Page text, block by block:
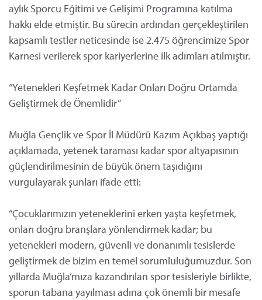
aylık Sporcu Eğitimi ve Gelişimi Programına katılma
hakkı elde etmiştir. Bu sürecin ardından gerçekleştirilen
kapsamlı testler neticesinde ise 2.475 öğrencimize Spor
Karnesi verilerek spor kariyerlerine ilk adımları atılmıştır.
“Yetenekleri Keşfetmek Kadar Onları Doğru Ortamda
Geliştirmek de Önemlidir”
Muğla Gençlik ve Spor İl Müdürü Kazım Açıkbaş yaptığı
açıklamada, yetenek taraması kadar spor altyapısının
güçlendirilmesinin de büyük önem taşıdığını
vurgulayarak şunları ifade etti:
“Çocuklarımızın yeteneklerini erken yaşta keşfetmek,
onları doğru branşlara yönlendirmek kadar; bu
yetenekleri modern, güvenli ve donanımlı tesislerde
geliştirmek de bizim en temel sorumluluğumuzdur. Son
yıllarda Muğla’mıza kazandırılan spor tesisleriyle birlikte,
sporun tabana yayılması adına çok önemli bir mesafe